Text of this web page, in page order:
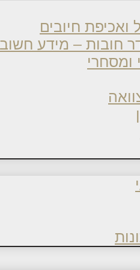
ואכיפת חיובים
חובות – מידע
ומסחרי